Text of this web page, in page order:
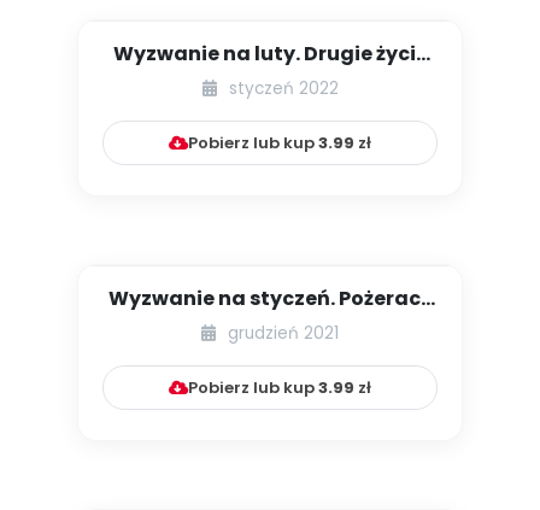
Wyzwanie na luty. Drugie życie
zimowych ubrań
styczeń 2022
Pobierz lub kup3.99 zł
Wyzwanie na styczeń. Pożeracz
zakrętek
grudzień 2021
Pobierz lub kup3.99 zł